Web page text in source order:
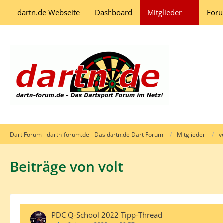
dartn.de Webseite Dashboard Mitglieder
Dart Forum - dartn-forum.de - Das dartn.de Dart Forum Mitglieder
Beiträge von volt
PDC Q-School 2022 Tipp-Thread